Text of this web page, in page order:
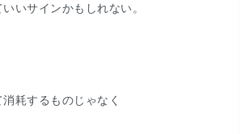
いサインかもしれない。
耗するものじゃなく